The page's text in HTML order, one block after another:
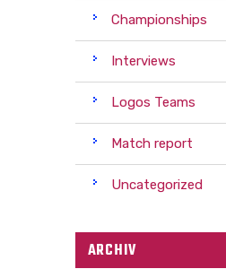
Championships
Interviews
Logos Teams
Match report
Uncategorized
ARCHIV